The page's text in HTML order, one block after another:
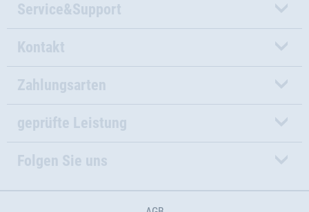
Service&Support
Kontakt
Zahlungsarten
geprüfte Leistung
Folgen Sie uns